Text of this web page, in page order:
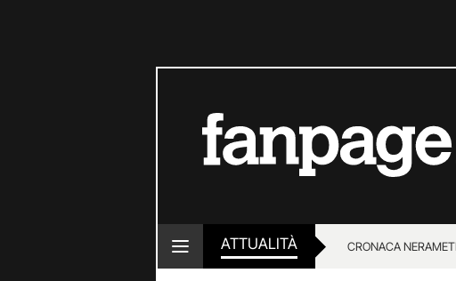
ATTUALITÀ CRONACA NERA